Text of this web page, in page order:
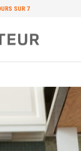
SUR 7